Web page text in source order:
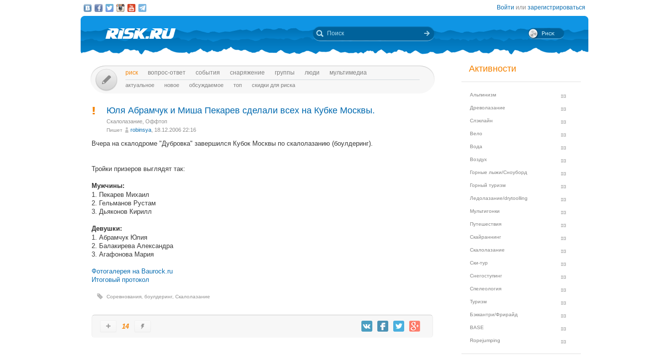
Войти или зарегистрироваться
риск вопрос-ответ события снаряжение группы люди мультимедиа
актуальное новое обсуждаемое топ скидки для риска
Юля Абрамчук и Миша Пекарев сделали всех на Кубке Москвы.
Скалолазание Оффтоп
Пишет robinsya , 18.12.2006 22:16
Вчера на скалодроме "Дубровка" завершился Кубок Москвы по скалолазанию (боулдеринг).
Тройки призеров выглядят так:
Мужчины:
1. Пекарев Михаил
2. Гельманов Рустам
3. Дьяконов Кирилл
Девушки:
1. Абрамчук Юлия
2. Балакирева Александра
3. Агафонова Мария
Фотогалерея на Baurock.ru
Итоговый протокол
Соревнования боулдеринг, Скалолазание
14
Активности
Альпинизм
Древолазание
Слэклайн
Вело
Вода
Воздух
Горные лыжи/Сноуборд
Горный туризм
Ледолазание/drytoolling
Мультигонки
Путешествия
Скайраннинг
Скалолазание
Ски-тур
Снегоступинг
Спелеология
Туризм
Бэккантри/Фрирайд
BASE
Ropejumping